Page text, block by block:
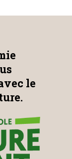
le